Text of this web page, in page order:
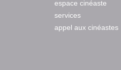
espace cinéaste
services
appel aux cinéastes